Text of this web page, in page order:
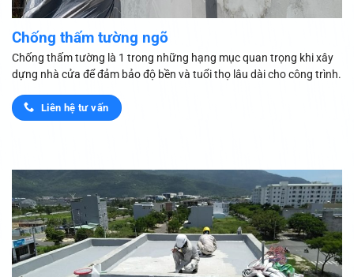
Chống thấm tường ngõ
Chống thấm tường là 1 trong những hạng mục quan trọng khi xây
dựng nhà cửa để đảm bảo độ bền và tuổi thọ lâu dài cho công trình.
Liên hệ tư vấn